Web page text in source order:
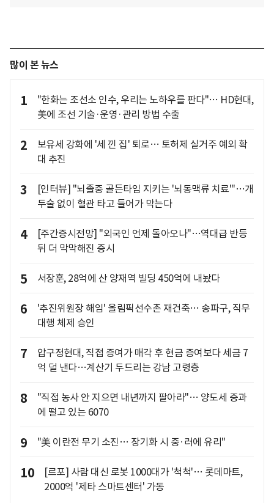
많이 본 뉴스
1
"한화는 조선소 인수, 우리는 노하우를 판다"… HD현대,
美에 조선 기술·운영·관리 방법 수출
2
보유세 강화에 '세 낀 집' 퇴로… 토허제 실거주 예외 확
대 추진
3
[인터뷰] "뇌졸중 골든타임 지키는 '뇌동맥류 치료'"…개
두술 없이 혈관 타고 들어가 막는다
4
[주간증시전망] "외국인 언제 돌아오나"…역대급 반등
뒤 더 막막해진 증시
5 서장훈, 28억에 산 양재역 빌딩 450억에 내놨다
6
'추진위원장 해임' 올림픽선수촌 재건축… 송파구, 직무
대행 체제 승인
7
압구정현대, 직접 증여가 매각 후 현금 증여보다 세금 7
억 덜 낸다…계산기 두드리는 강남 고령층
8
"직접 농사 안 지으면 내년까지 팔아라"… 양도세 중과
에 떨고 있는 6070
9 "美 이란전 무기 소진… 장기화 시 중·러에 유리"
10
[르포] 사람 대신 로봇 1000대가 '척척'… 롯데마트,
2000억 '제타 스마트센터' 가동